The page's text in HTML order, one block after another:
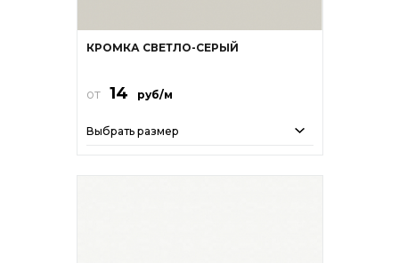
КРОМКА СВЕТЛО-СЕРЫЙ
от 14 руб/м
Выбрать размер